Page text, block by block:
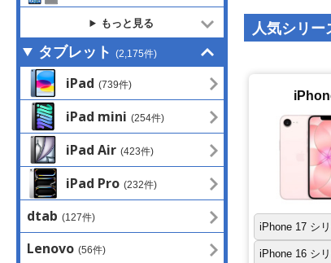
もっと見る
タブレット (2,175件)
iPad (739件)
iPad mini (254件)
iPad Air (423件)
iPad Pro (232件)
dtab (127件)
Lenovo (56件)
￥
iPad Air 第5世
56GB ブルー
人気シリー
iPhone 17 シ
iPhone 16 シ